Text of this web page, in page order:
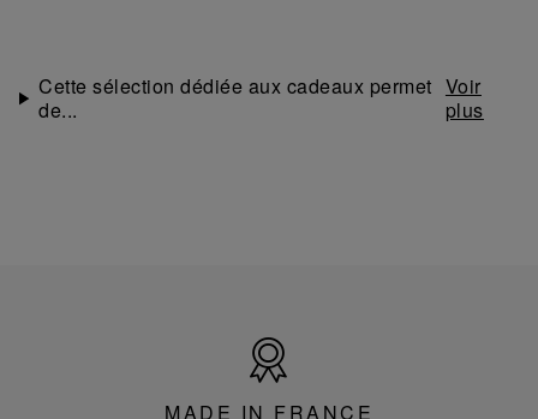
Cette sélection dédiée aux cadeaux permet
de...
France
MADE IN FRANCE